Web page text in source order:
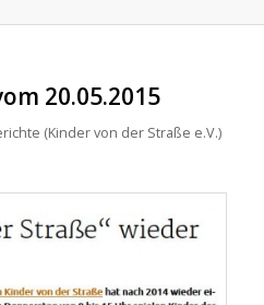
20.05.2015
(Kinder von der Straße e.V.)